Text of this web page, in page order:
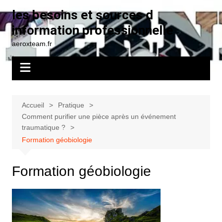
au
contenu
les besoins et sources d
information professionnelle
aeroxteam.fr
Accueil
Pratique
Comment purifier une pièce après un événement
traumatique ?
Formation géobiologie
Formation géobiologie